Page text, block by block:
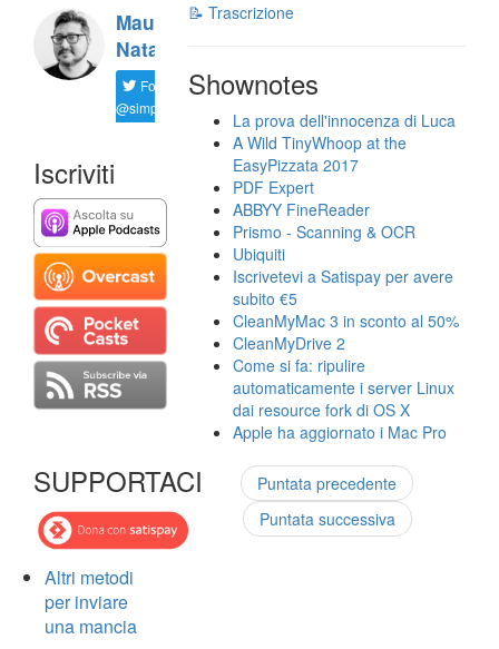
Maurizio
Natali
Follow
@simplemal
Iscriviti
SUPPORTACI
Altri metodi
per inviare
una mancia
📝 Trascrizione
Shownotes
La prova dell'innocenza di Luca
A Wild TinyWhoop at the
EasyPizzata 2017
PDF Expert
ABBYY FineReader
Prismo - Scanning & OCR
Ubiquiti
Iscrivetevi a Satispay per avere
subito €5
CleanMyMac 3 in sconto al 50%
CleanMyDrive 2
Come si fa: ripulire
automaticamente i server Linux
dai resource fork di OS X
Apple ha aggiornato i Mac Pro
Puntata precedente
Puntata successiva